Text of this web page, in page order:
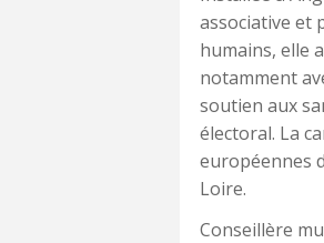
associative et
humains, elle
notamment
soutien aux
électoral. La
européennes
Loire.
Conseillère